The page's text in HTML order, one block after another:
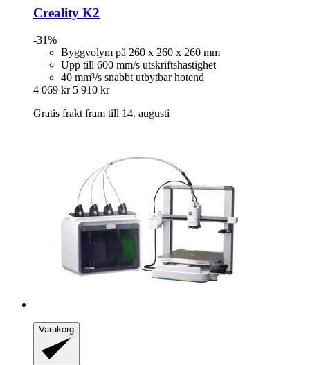
Creality K2
-31%
Byggvolym på 260 x 260 x 260 mm
Upp till 600 mm/s utskriftshastighet
40 mm³/s snabbt utbytbar hotend
4 069 kr 5 910 kr
Gratis frakt fram till 14. augusti
Varukorg